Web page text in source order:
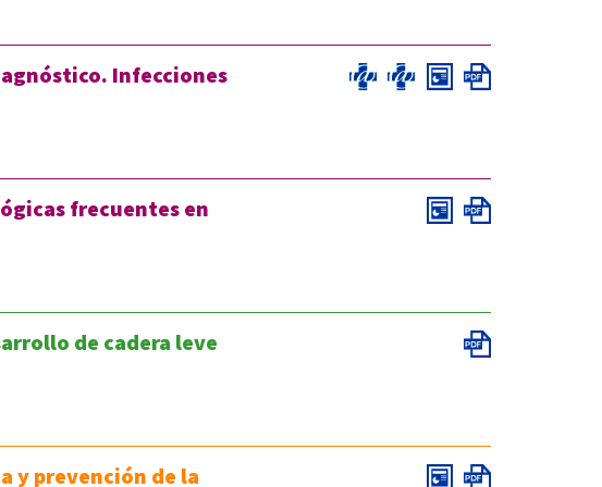
Infecciones
frecuentes en
de cadera leve
y prevención de la